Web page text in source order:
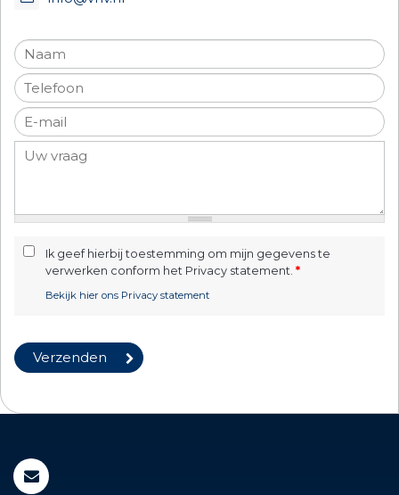
Ik geef hierbij toestemming om mijn gegevens te
verwerken conform het Privacy statement. *
Bekijk hier ons Privacy statement